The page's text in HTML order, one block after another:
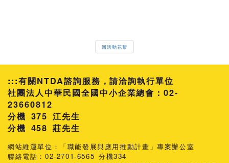
回活動花絮
:::有關NTDA諮詢服務，請洽詢執行單位
社團法人中華民國全國中小企業總會：02-
23660812
分機 375 江先生
458 莊先生
網站維運單位：「職能發展與應用推動計畫」專案辦公室
聯絡電話：02-2701-6565 分機334